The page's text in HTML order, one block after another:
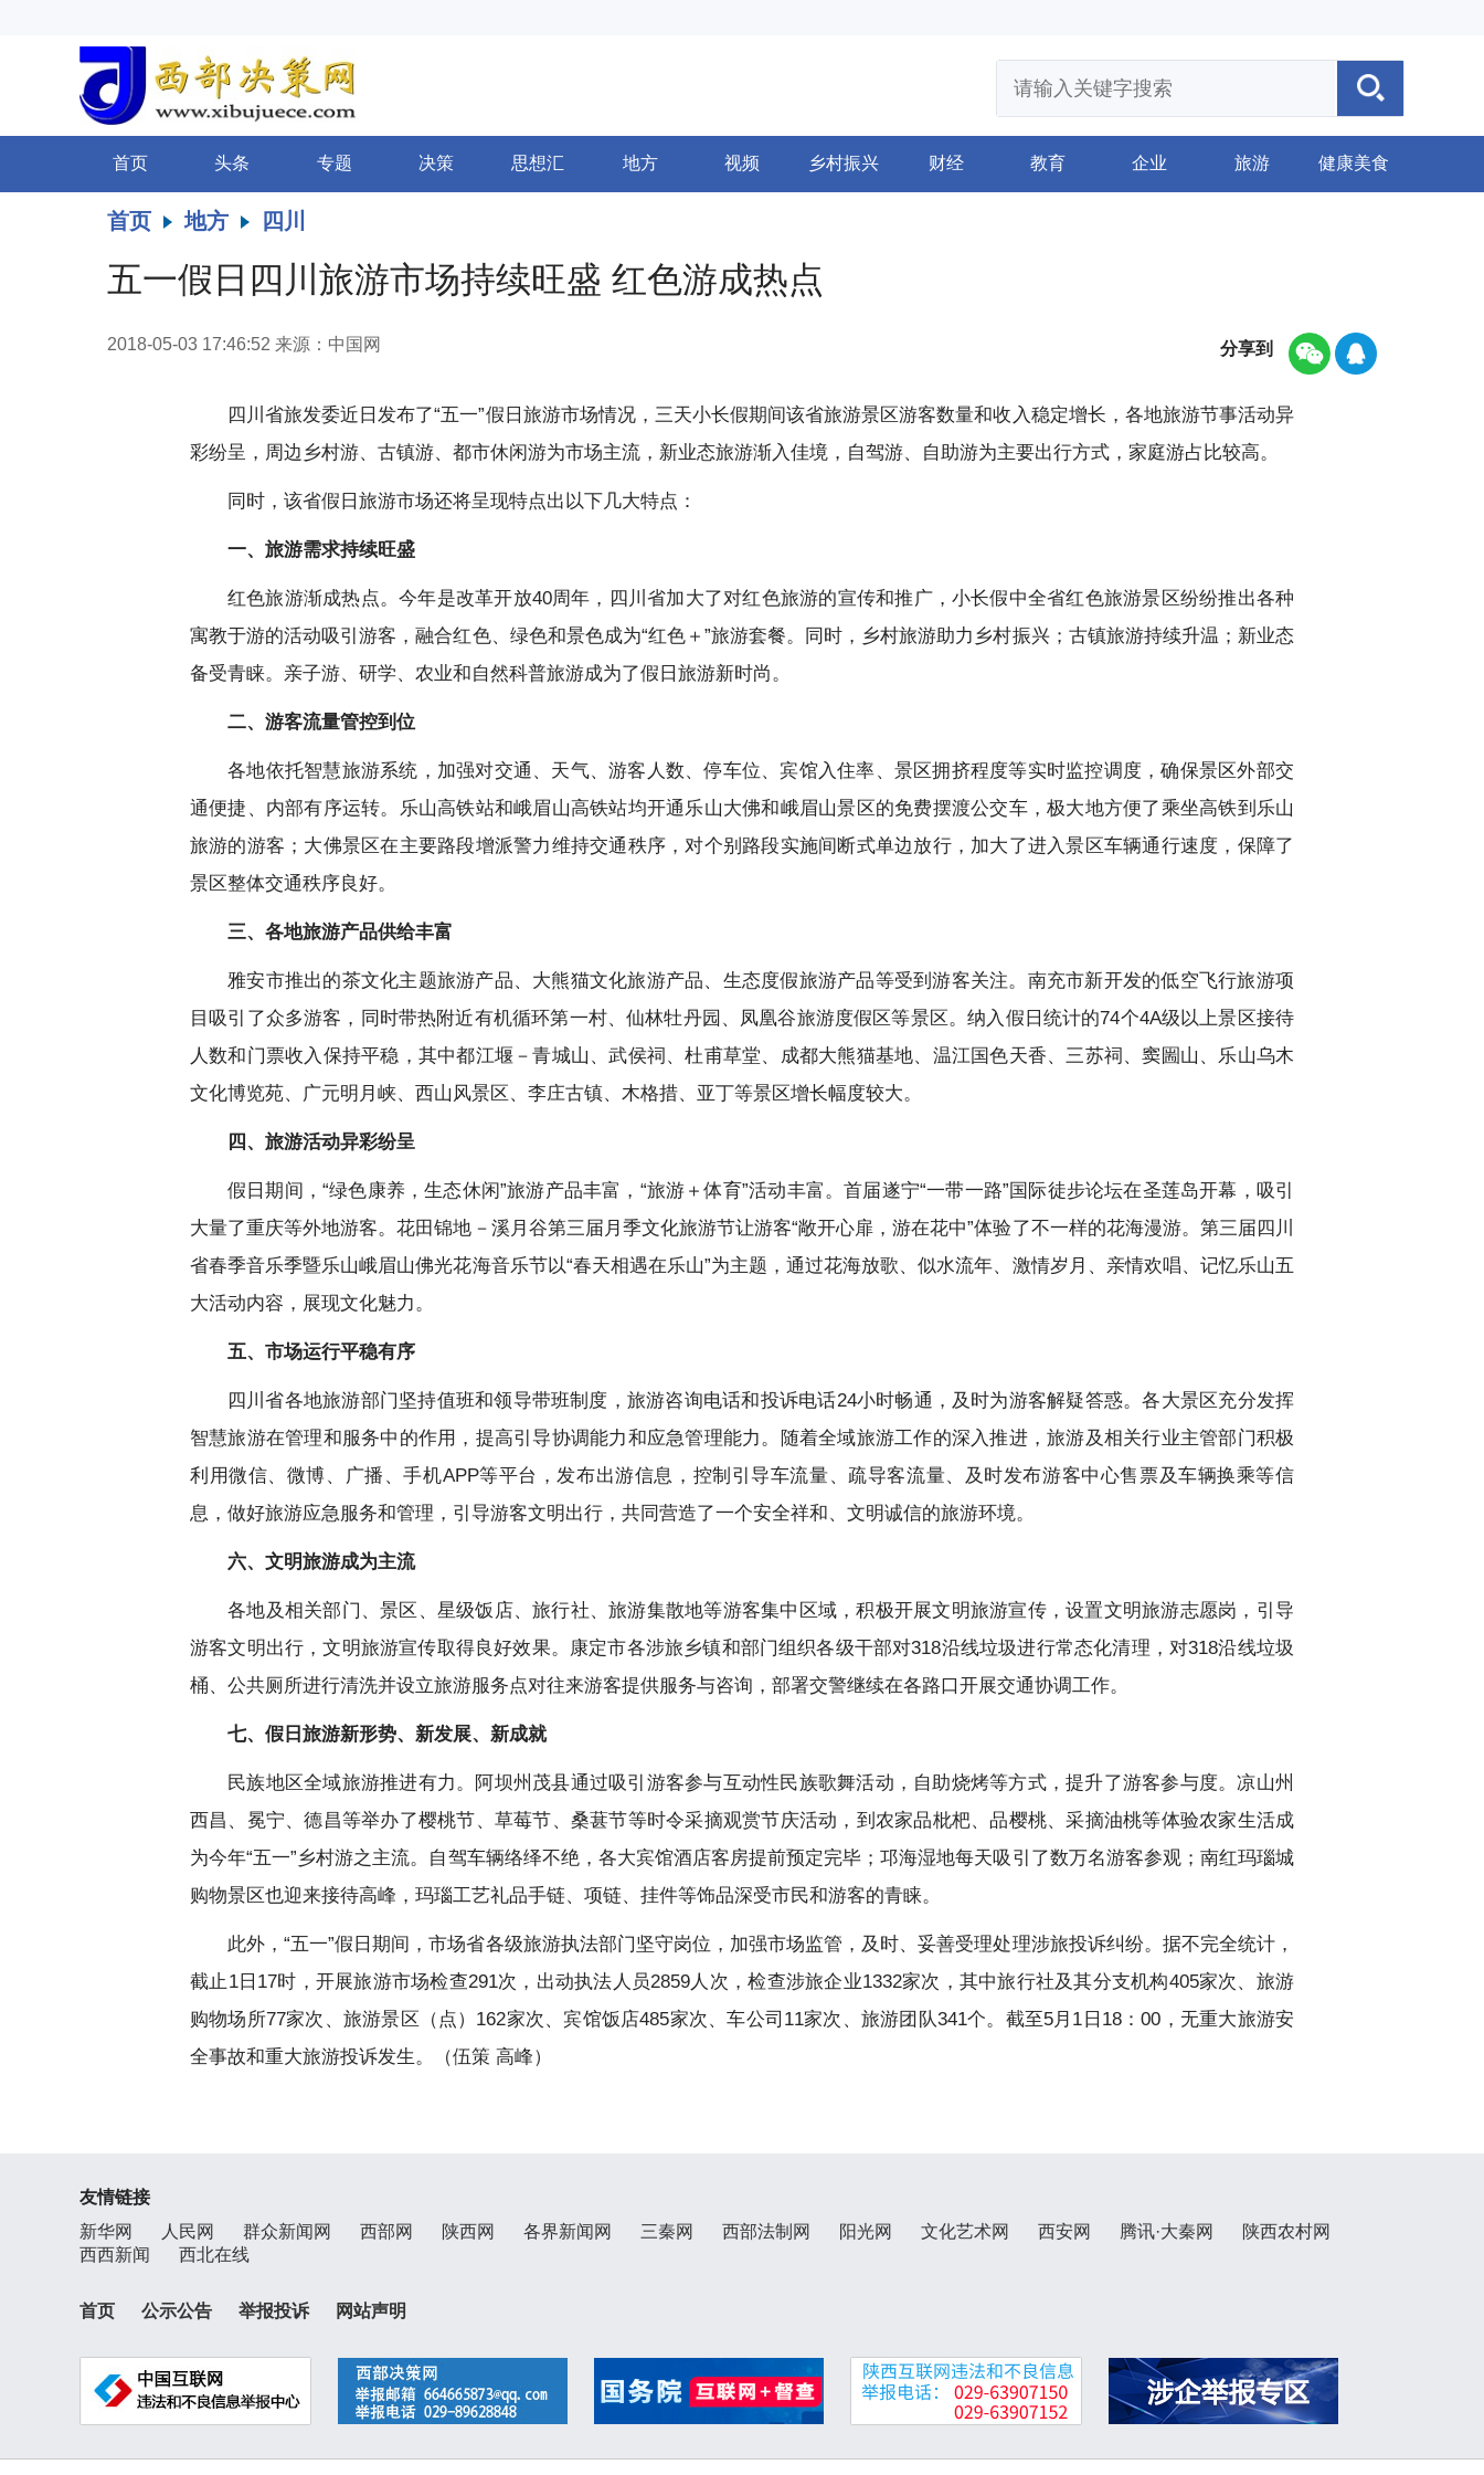
首页 头条 专题 决策 思想汇 地方 视频 乡村振兴 财经 教育 企业 旅游 健康美食
首页 地方 四川
五一假日四川旅游市场持续旺盛 红色游成热点
2018-05-03 17:46:52 来源：中国网 分享到
四川省旅发委近日发布了“五一”假日旅游市场情况，三天小长假期间该省旅游景区游客数量和收入稳定增长，各地旅游节事活动异
彩纷呈，周边乡村游、古镇游、都市休闲游为市场主流，新业态旅游渐入佳境，自驾游、自助游为主要出行方式，家庭游占比较高。
同时，该省假日旅游市场还将呈现特点出以下几大特点：
一、旅游需求持续旺盛
红色旅游渐成热点。今年是改革开放40周年，四川省加大了对红色旅游的宣传和推广，小长假中全省红色旅游景区纷纷推出各种
寓教于游的活动吸引游客，融合红色、绿色和景色成为“红色＋”旅游套餐。同时，乡村旅游助力乡村振兴；古镇旅游持续升温；新业态
备受青睐。亲子游、研学、农业和自然科普旅游成为了假日旅游新时尚。
二、游客流量管控到位
各地依托智慧旅游系统，加强对交通、天气、游客人数、停车位、宾馆入住率、景区拥挤程度等实时监控调度，确保景区外部交
通便捷、内部有序运转。乐山高铁站和峨眉山高铁站均开通乐山大佛和峨眉山景区的免费摆渡公交车，极大地方便了乘坐高铁到乐山
旅游的游客；大佛景区在主要路段增派警力维持交通秩序，对个别路段实施间断式单边放行，加大了进入景区车辆通行速度，保障了
景区整体交通秩序良好。
三、各地旅游产品供给丰富
雅安市推出的茶文化主题旅游产品、大熊猫文化旅游产品、生态度假旅游产品等受到游客关注。南充市新开发的低空飞行旅游项
目吸引了众多游客，同时带热附近有机循环第一村、仙林牡丹园、凤凰谷旅游度假区等景区。纳入假日统计的74个4A级以上景区接待
人数和门票收入保持平稳，其中都江堰－青城山、武侯祠、杜甫草堂、成都大熊猫基地、温江国色天香、三苏祠、窦圌山、乐山乌木
文化博览苑、广元明月峡、西山风景区、李庄古镇、木格措、亚丁等景区增长幅度较大。
四、旅游活动异彩纷呈
假日期间，“绿色康养，生态休闲”旅游产品丰富，“旅游＋体育”活动丰富。首届遂宁“一带一路”国际徒步论坛在圣莲岛开幕，吸引
大量了重庆等外地游客。花田锦地－溪月谷第三届月季文化旅游节让游客“敞开心扉，游在花中”体验了不一样的花海漫游。第三届四川
省春季音乐季暨乐山峨眉山佛光花海音乐节以“春天相遇在乐山”为主题，通过花海放歌、似水流年、激情岁月、亲情欢唱、记忆乐山五
大活动内容，展现文化魅力。
五、市场运行平稳有序
四川省各地旅游部门坚持值班和领导带班制度，旅游咨询电话和投诉电话24小时畅通，及时为游客解疑答惑。各大景区充分发挥
智慧旅游在管理和服务中的作用，提高引导协调能力和应急管理能力。随着全域旅游工作的深入推进，旅游及相关行业主管部门积极
利用微信、微博、广播、手机APP等平台，发布出游信息，控制引导车流量、疏导客流量、及时发布游客中心售票及车辆换乘等信
息，做好旅游应急服务和管理，引导游客文明出行，共同营造了一个安全祥和、文明诚信的旅游环境。
六、文明旅游成为主流
各地及相关部门、景区、星级饭店、旅行社、旅游集散地等游客集中区域，积极开展文明旅游宣传，设置文明旅游志愿岗，引导
游客文明出行，文明旅游宣传取得良好效果。康定市各涉旅乡镇和部门组织各级干部对318沿线垃圾进行常态化清理，对318沿线垃圾
桶、公共厕所进行清洗并设立旅游服务点对往来游客提供服务与咨询，部署交警继续在各路口开展交通协调工作。
七、假日旅游新形势、新发展、新成就
民族地区全域旅游推进有力。阿坝州茂县通过吸引游客参与互动性民族歌舞活动，自助烧烤等方式，提升了游客参与度。凉山州
西昌、冕宁、德昌等举办了樱桃节、草莓节、桑葚节等时令采摘观赏节庆活动，到农家品枇杷、品樱桃、采摘油桃等体验农家生活成
为今年“五一”乡村游之主流。自驾车辆络绎不绝，各大宾馆酒店客房提前预定完毕；邛海湿地每天吸引了数万名游客参观；南红玛瑙城
购物景区也迎来接待高峰，玛瑙工艺礼品手链、项链、挂件等饰品深受市民和游客的青睐。
此外，“五一”假日期间，市场省各级旅游执法部门坚守岗位，加强市场监管，及时、妥善受理处理涉旅投诉纠纷。据不完全统计，
截止1日17时，开展旅游市场检查291次，出动执法人员2859人次，检查涉旅企业1332家次，其中旅行社及其分支机构405家次、旅游
购物场所77家次、旅游景区（点）162家次、宾馆饭店485家次、车公司11家次、旅游团队341个。截至5月1日18：00，无重大旅游安
全事故和重大旅游投诉发生。（伍策 高峰）
友情链接
新华网
人民网 群众新闻网 西部网 陕西网 各界新闻网 三秦网 西部法制网 阳光网 文化艺术网 西安网 腾讯·大秦网
陕西农村网
西西新闻
西北在线
首页 公示公告 举报投诉 网站声明